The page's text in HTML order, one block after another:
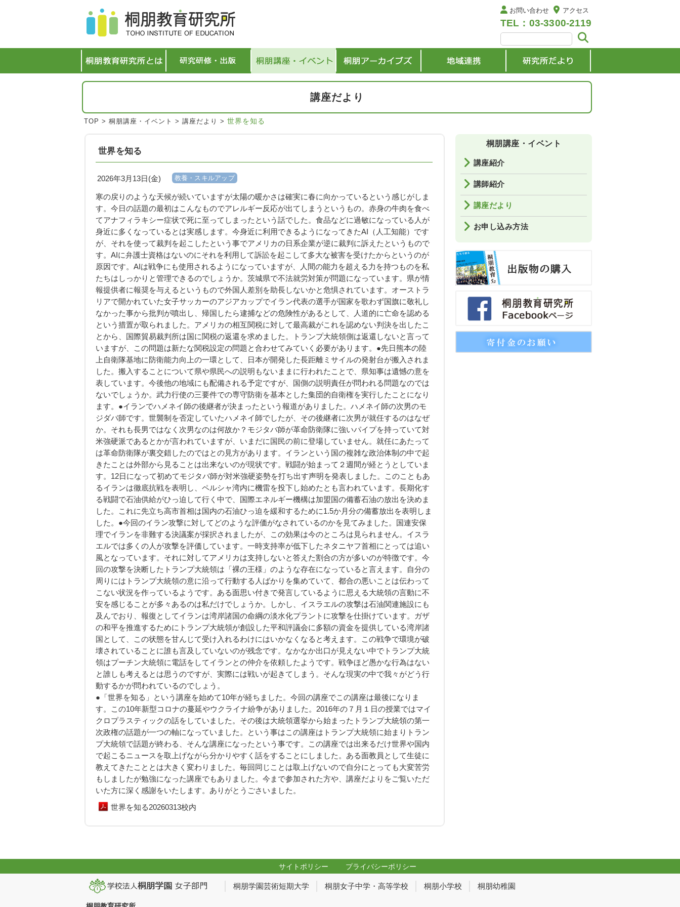
お問い合わせ アクセス
TEL：03-3300-2119
講座だより
TOP > 桐朋講座・イベント > 講座だより > 世界を知る
世界を知る
2026年3月13日(金) 教養・スキルアップ
寒の戻りのような天候が続いていますが太陽の暖かさは確実に春に向かっているという感じがしま
す。今日の話題の最初はこんなものでアレルギー反応が出てしまうというもの。赤身の牛肉を食べ
てアナフィラキシー症状で死に至ってしまったという話でした。食品などに過敏になっている人が
身近に多くなっているとは実感します。今身近に利用できるようになってきたAI（人工知能）です
が、それを使って裁判を起こしたという事でアメリカの日系企業が逆に裁判に訴えたというもので
す。AIに弁護士資格はないのにそれを利用して訴訟を起こして多大な被害を受けたからというのが
原因です。AIは戦争にも使用されるようになっていますが、人間の能力を超える力を持つものを私
たちはしっかりと管理できるのでしょうか。茨城県で不法就労対策が問題になっています。県が情
報提供者に報奨を与えるというもので外国人差別を助長しないかと危惧されています。オーストラ
リアで開かれていた女子サッカーのアジアカップでイラン代表の選手が国家を歌わず国旗に敬礼し
なかった事から批判が噴出し、帰国したら逮捕などの危険性があるとして、人道的に亡命を認める
という措置が取られました。アメリカの相互関税に対して最高裁がこれを認めない判決を出したこ
とから、国際貿易裁判所は国に関税の返還を求めました。トランプ大統領側は返還しないと言って
いますが、この問題は新たな関税設定の問題と合わせてみていく必要があります。●先日熊本の陸
上自衛隊基地に防衛能力向上の一環として、日本が開発した長距離ミサイルの発射台が搬入されま
した。搬入することについて県や県民への説明もないままに行われたことで、県知事は遺憾の意を
表しています。今後他の地域にも配備される予定ですが、国側の説明責任が問われる問題なのでは
ないでしょうか。武力行使の三要件での専守防衛を基本とした集団的自衛権を実行したことになり
ます。●イランでハメネイ師の後継者が決まったという報道がありました。ハメネイ師の次男のモ
ジダバ師です。世襲制を否定していたハメネイ師でしたが、その後継者に次男が就任するのはなぜ
か。それも長男ではなく次男なのは何故か？モジタバ師が革命防衛隊に強いパイプを持っていて対
米強硬派であるとかが言われていますが、いまだに国民の前に登場していません。就任にあたって
は革命防衛隊が裏交錯したのではとの見方があります。イランという国の複雑な政治体制の中で起
きたことは外部から見ることは出来ないのが現状です。戦闘が始まって２週間が経とうとしていま
す。12日になって初めてモジタバ師が対米強硬姿勢を打ち出す声明を発表しました。このこともあ
るイランは徹底抗戦を表明し、ペルシャ湾内に機雷を投下し始めたとも言われています。長期化す
る戦闘で石油供給がひっ迫して行く中で、国際エネルギー機構は加盟国の備蓄石油の放出を決めま
した。これに先立ち高市首相は国内の石油ひっ迫を緩和するために1.5か月分の備蓄放出を表明しま
した。●今回のイラン攻撃に対してどのような評価がなされているのかを見てみました。国連安保
理でイランを非難する決議案が採択されましたが、この効果は今のところは見られません。イスラ
エルでは多くの人が攻撃を評価しています。一時支持率が低下したネタニヤフ首相にとっては追い
風となっています。それに対してアメリカは支持しないと答えた割合の方が多いのが特徴です。今
回の攻撃を決断したトランプ大統領は「裸の王様」のような存在になっていると言えます。自分の
周りにはトランプ大統領の意に沿って行動する人ばかりを集めていて、都合の悪いことは伝わって
こない状況を作っているようです。ある面思い付きで発言しているように思える大統領の言動に不
安を感じることが多々あるのは私だけでしょうか。しかし、イスラエルの攻撃は石油関連施設にも
及んでおり、報復としてイランは湾岸諸国の命綱の淡水化プラントに攻撃を仕掛けています。ガザ
の和平を推進するためにトランプ大統領が創設した平和評議会に多額の資金を提供している湾岸諸
国として、この状態を甘んじて受け入れるわけにはいかなくなると考えます。この戦争で環境が破
壊されていることに誰も言及していないのが残念です。なかなか出口が見えない中でトランプ大統
領はプーチン大統領に電話をしてイランとの仲介を依頼したようです。戦争ほど愚かな行為はない
と誰しも考えるとは思うのですが、実際には戦いが起きてしまう。そんな現実の中で我々がどう行
動するかが問われているのでしょう。
●「世界を知る」という講座を始めて10年が経ちました。今回の講座でこの講座は最後になりま
す。この10年新型コロナの蔓延やウクライナ紛争がありました。2016年の７月１日の授業ではマイ
クロプラスティックの話をしていました。その後は大統領選挙から始まったトランプ大統領の第一
次政権の話題が一つの軸になっていました。という事はこの講座はトランプ大統領に始まりトラン
プ大統領で話題が終わる、そんな講座になったという事です。この講座では出来るだけ世界や国内
で起こるニュースを取上げながら分かりやすく話をすることにしました。ある面教員として生徒に
教えてきたこととは大きく変わりました。毎回同じことは取上げないので自分にとっても大変苦労
もしましたが勉強になった講座でもありました。今まで参加された方や、講座だよりをご覧いただ
いた方に深く感謝をいたします。ありがとうごさいました。
世界を知る20260313校内
桐朋講座・イベント
講座紹介
講師紹介
講座だより
お申し込み方法
サイトポリシー プライバシーポリシー
桐朋学園芸術短期大学 桐朋女子中学・高等学校 桐朋小学校 桐朋幼稚園